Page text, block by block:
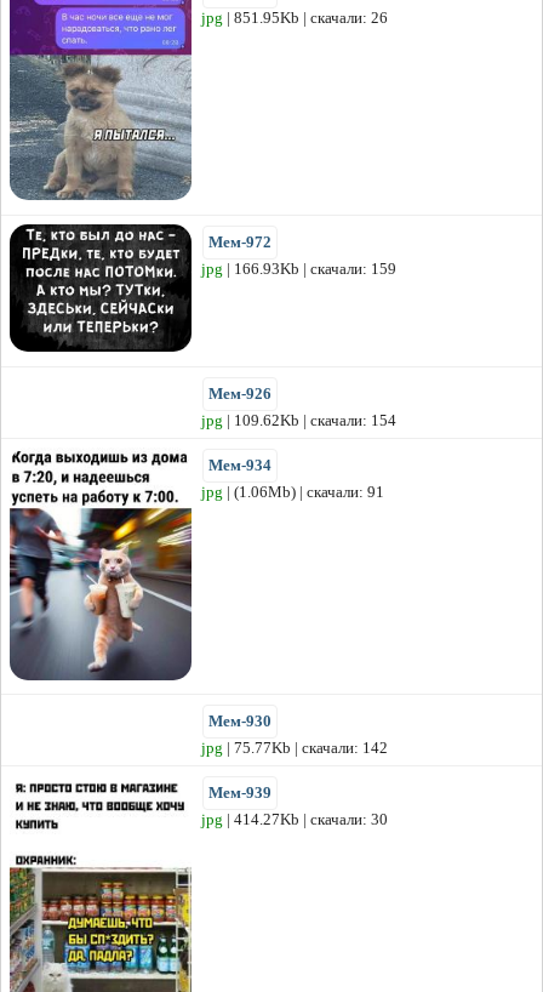
jpg | 851.95Kb | скачали: 26
Мем-972
jpg | 166.93Kb | скачали: 159
Мем-926
jpg | 109.62Kb | скачали: 154
Мем-934
jpg | (1.06Mb) | скачали: 91
Мем-930
jpg | 75.77Kb | скачали: 142
Мем-939
jpg | 414.27Kb | скачали: 30